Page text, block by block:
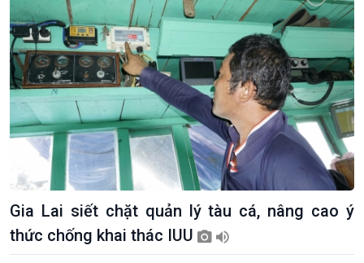
Gia Lai siết chặt quản lý tàu cá, nâng cao ý
thức chống khai thác IUU